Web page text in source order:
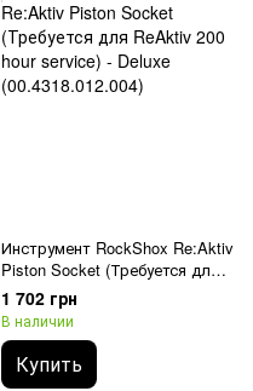
Инструмент RockShox Re:Aktiv
Piston Socket (Требуется для
ReAktiv 200 hour service) -
Deluxe (00.4318.012.004)
1 702 грн
В наличии
Купить